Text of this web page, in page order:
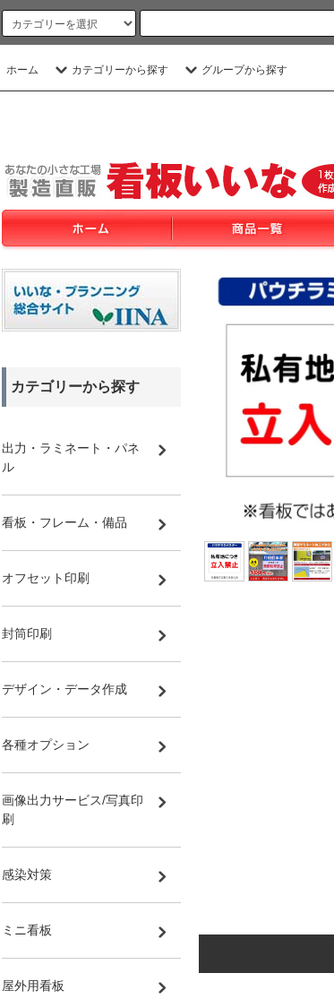
ホーム カテゴリーから探す グループから探す
カテゴリーから探す
出力・ラミネート・パネ
ル
看板・フレーム・備品
オフセット印刷
封筒印刷
デザイン・データ作成
各種オプション
画像出力サービス/写真印
刷
感染対策
ミニ看板
屋外用看板